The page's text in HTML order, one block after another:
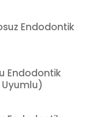
Endodontik
Endodontik